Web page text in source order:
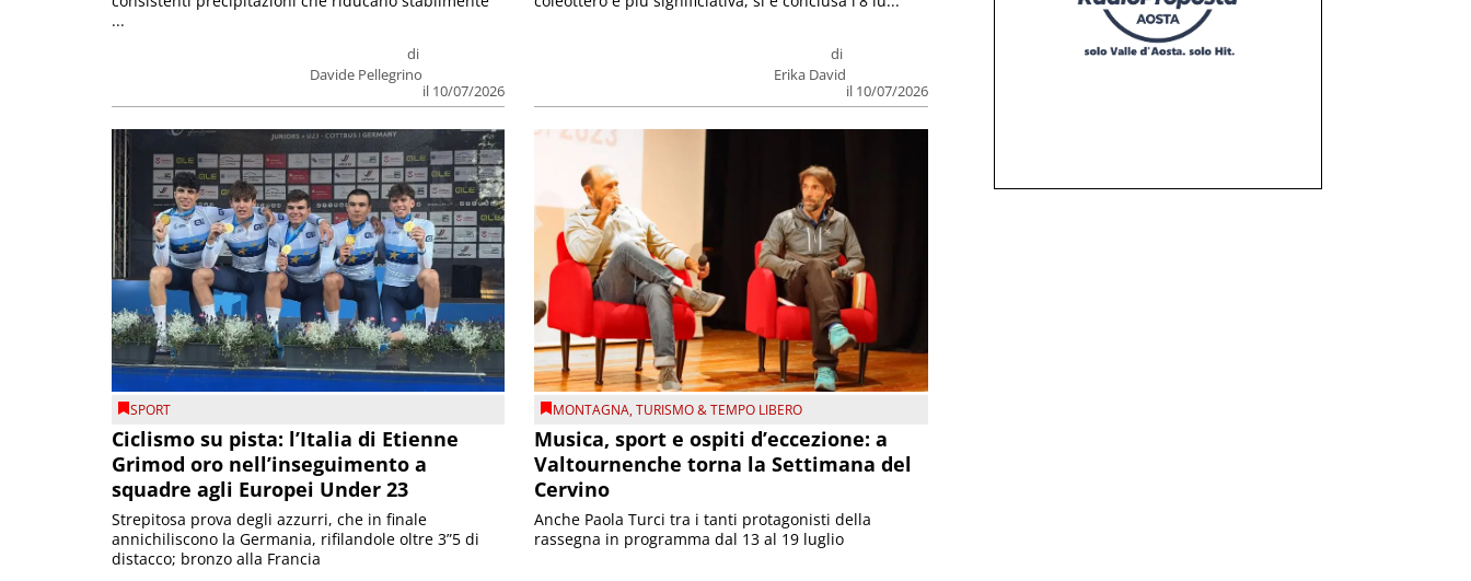
di
Davide Pellegrino
il 10/07/2026
...
di
Erika David
il 10/07/2026
SPORT
Ciclismo su pista: l’Italia di Etienne
Grimod oro nell’inseguimento a
squadre agli Europei Under 23
Strepitosa prova degli azzurri, che in finale
annichiliscono la Germania, rifilandole oltre 3”5 di
distacco; bronzo alla Francia
MONTAGNA,TURISMO & TEMPO LIBERO
Musica, sport e ospiti d’eccezione: a
Valtournenche torna la Settimana del
Cervino
Anche Paola Turci tra i tanti protagonisti della
rassegna in programma dal 13 al 19 luglio